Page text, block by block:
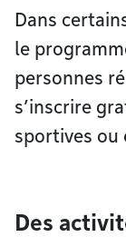
Dans
le
personnes
s’inscrire
sportives ou
Des